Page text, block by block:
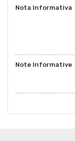
Nota Informativa
Note Informative